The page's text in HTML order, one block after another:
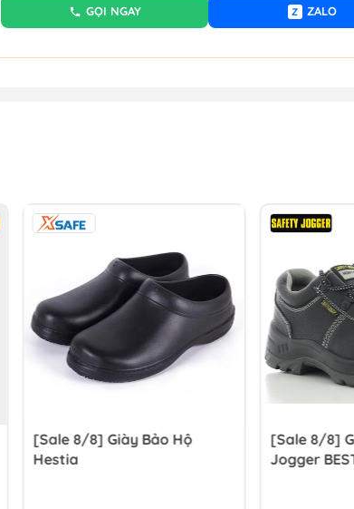
GỌI NGAY Z ZALO
[Sale 8/8] Giày Bảo Hộ
Hestia
[Sale 8/8]
Jogger